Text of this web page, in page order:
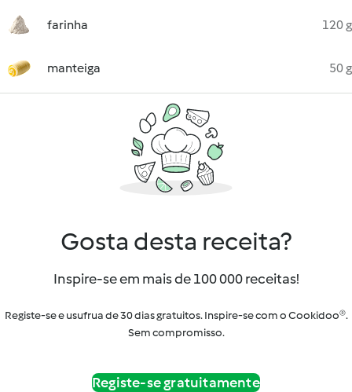
farinha 120 g
manteiga 50 g
Gosta desta receita?
Inspire-se em mais de 100 000 receitas!
Registe-se e usufrua de 30 dias gratuitos. Inspire-se com o Cookidoo®.
Sem compromisso.
Registe-se gratuitamente